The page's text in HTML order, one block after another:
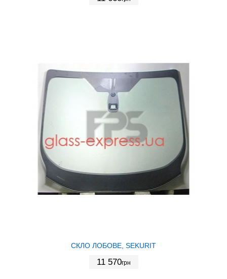
СКЛО ЛОБОВЕ, SEKURIT
11 570грн